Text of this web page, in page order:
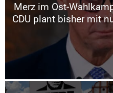
Merz im Ost-
CDU plant bisher mit